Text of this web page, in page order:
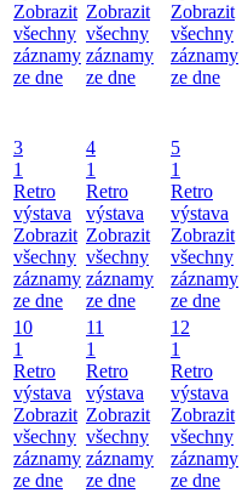
Zobrazit
všechny
záznamy
ze dne
Zobrazit
všechny
záznamy
ze dne
Zobrazit
všechny
záznamy
ze dne
3
1
Retro
výstava
Zobrazit
všechny
záznamy
ze dne
4
1
Retro
výstava
Zobrazit
všechny
záznamy
ze dne
5
1
Retro
výstava
Zobrazit
všechny
záznamy
ze dne
10
1
Retro
výstava
Zobrazit
všechny
záznamy
ze dne
11
1
Retro
výstava
Zobrazit
všechny
záznamy
ze dne
12
1
Retro
výstava
Zobrazit
všechny
záznamy
ze dne